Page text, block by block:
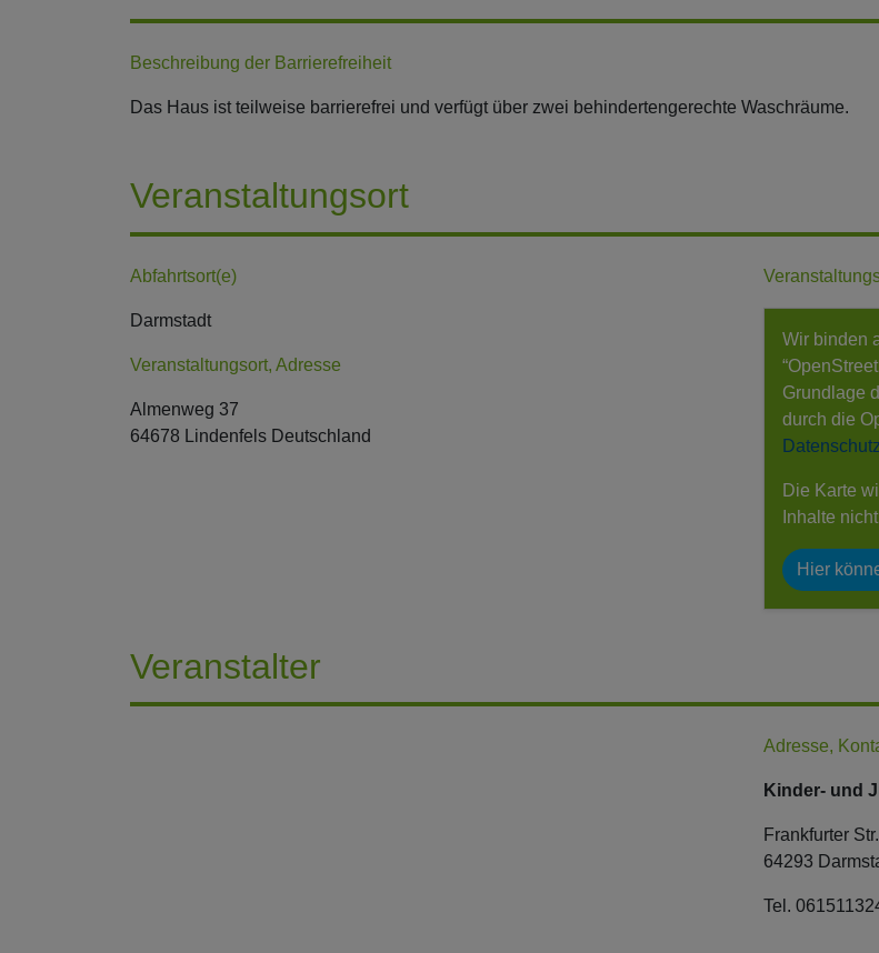
Beschreibung der Barrierefreiheit
Das Haus ist teilweise barrierefrei und verfügt über zwei behindertengerechte Waschräume.
Veranstaltungsort
Abfahrtsort(e)
Darmstadt
Veranstaltungsort, Adresse
Almenweg 37
64678 Lindenfels Deutschland
Wir binden
Grundlage
durch die
Die Karte
Inhalte
Hier
Veranstalter
Adresse,
Kinder- und
Frankfurter Str.
64293
Tel.